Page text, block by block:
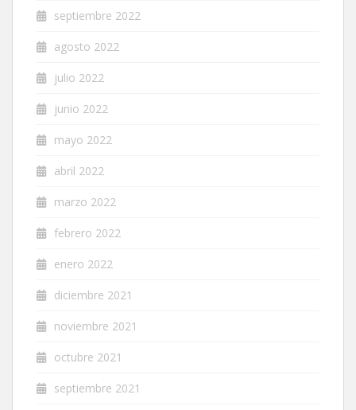
septiembre 2022
agosto 2022
julio 2022
junio 2022
mayo 2022
abril 2022
marzo 2022
febrero 2022
enero 2022
diciembre 2021
noviembre 2021
octubre 2021
septiembre 2021